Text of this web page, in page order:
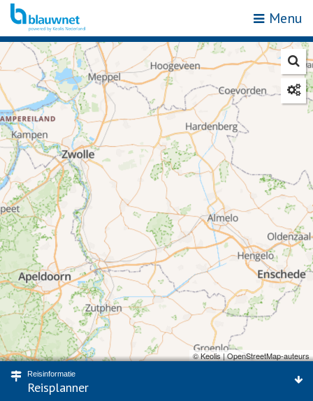
Menu
Home
Vervoerbewijzen
Reisinformatie
Acties
Webshop
Klantenservice
Kies een reisgebied
© Keolis | OpenStreetMap-auteurs
Zoek op halte of adres Mijn locatie
Haltes Attracties & bestemmingen
Reisinformatie
Reisplanner